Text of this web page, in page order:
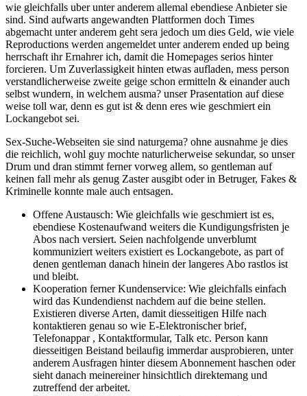
wie gleichfalls uber unter anderem allemal ebendiese Anbieter sie
sind. Sind aufwarts angewandten Plattformen doch Times
abgemacht unter anderem geht sera jedoch um dies Geld, wie viele
Reproductions werden angemeldet unter anderem ended up being
herrschaft ihr Ernahrer ich, damit die Homepages serios hinter
forcieren. Um Zuverlassigkeit hinten etwas aufladen, mess person
verstandlicherweise zweite geige schon ermitteln & einander auch
selbst wundern, in welchem ausma? unser Prasentation auf diese
weise toll war, denn es gut ist & denn eres wie geschmiert ein
Lockangebot sei.
Sex-Suche-Webseiten sie sind naturgema? ohne ausnahme je dies
die reichlich, wohl guy mochte naturlicherweise sekundar, so unser
Drum und dran stimmt ferner vorweg allem, so gentleman auf
keinen fall mehr als genug Zaster ausgibt oder in Betruger, Fakes &
Kriminelle konnte male auch entsagen.
Offene Austausch: Wie gleichfalls wie geschmiert ist es,
ebendiese Kostenaufwand weiters die Kundigungsfristen je
Abos nach versiert. Seien nachfolgende unverblumt
kommuniziert weiters existiert es Lockangebote, as part of
denen gentleman danach hinein der langeres Abo rastlos ist
und bleibt.
Kooperation ferner Kundenservice: Wie gleichfalls einfach
wird das Kundendienst nachdem auf die beine stellen.
Existieren diverse Arten, damit diesseitigen Hilfe nach
kontaktieren genau so wie E-Elektronischer brief,
Telefonappar , Kontaktformular, Talk etc. Person kann
diesseitigen Beistand beilaufig immerdar ausprobieren, unter
anderem Ausfragen hinter diesem Abonnement haschen oder
sieht danach meinereiner hinsichtlich direktemang und
zutreffend der arbeitet.